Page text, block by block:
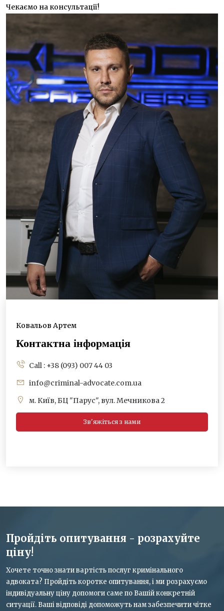
Чекаємо на консультації!
Ковальов Артем
Контактна інформація
Call : +38 (093) 007 44 03
info@criminal-advocate.com.ua
м. Київ, БЦ "Парус", вул. Мечникова 2
Зв'яжіться з нами
Пройдіть опитування - розрахуйте
ціну!
Хочете точно знати вартість послуг кримінального
адвоката? Пройдіть коротке опитування, і ми розрахуємо
індивідуальну ціну допомоги саме по Вашій конкретній
ситуації. Ваші відповіді допоможуть нам забезпечити чітке